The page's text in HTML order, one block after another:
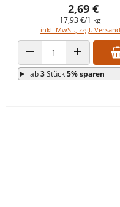
2,69 €
17,93 €/1 kg
inkl. MwSt., zzgl. Versand
ANZAHL VERRINGERN
ANZAHL
ab3Stück5% sparen